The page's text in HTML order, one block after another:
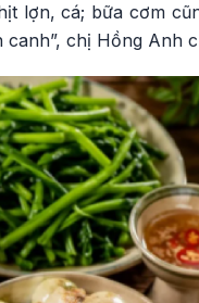
lợn, cá; bữa cơm
chị Hồng Anh